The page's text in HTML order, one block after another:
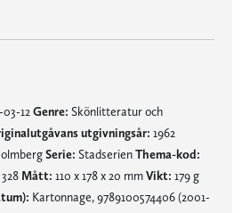
12 Genre: Skönlitteratur och
utgivningsår: 1962
Serie: StadserienThema-kod:
328 Mått: 110 x 178 x 20 mmVikt: 179 g
Kartonnage, 9789100574406 (2001-